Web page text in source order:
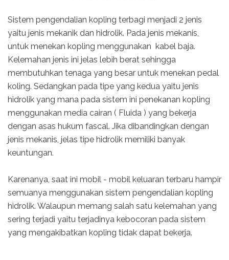
Sistem pengendalian kopling terbagi menjadi 2 jenis
yaitu jenis mekanik dan hidrolik. Pada jenis mekanis,
untuk menekan kopling menggunakan kabel baja.
Kelemahan jenis ini jelas lebih berat sehingga
membutuhkan tenaga yang besar untuk menekan pedal
koling. Sedangkan pada tipe yang kedua yaitu jenis
hidrolik yang mana pada sistem ini penekanan kopling
menggunakan media cairan ( Fluida ) yang bekerja
dengan asas hukum fascal. Jika dibandingkan dengan
jenis mekanis, jelas tipe hidrolik memiliki banyak
keuntungan.
Karenanya, saat ini mobil - mobil keluaran terbaru hampir
semuanya menggunakan sistem pengendalian kopling
hidrolik. Walaupun memang salah satu kelemahan yang
sering terjadi yaitu terjadinya kebocoran pada sistem
yang mengakibatkan kopling tidak dapat bekerja.